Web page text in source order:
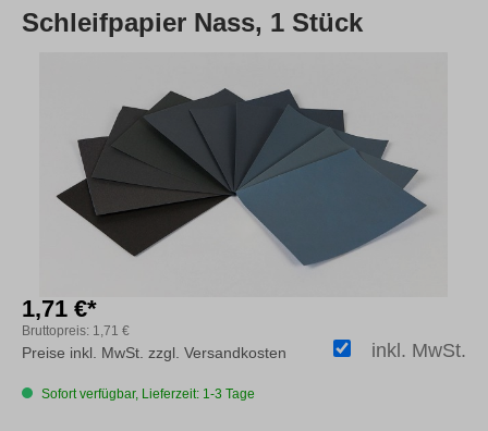
Schleifpapier Nass, 1 Stück
1,71 €*
Bruttopreis: 1,71 €
inkl. MwSt.
Preise inkl. MwSt. zzgl. Versandkosten
Sofort verfügbar, Lieferzeit: 1-3 Tage